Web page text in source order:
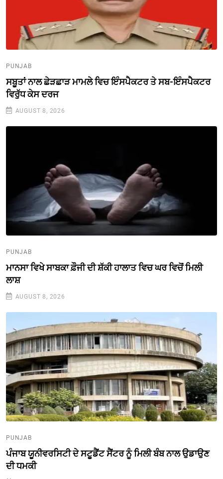
PUNJAB
ਸਬੂਤਾਂ ਨਾਲ ਛੇੜਛਾੜ ਮਾਮਲੇ ਵਿਚ ਇੰਸਪੈਕਟਰ ਤੇ ਸਬ-ਇੰਸਪੈਕਟਰ
ਵਿਰੁੱਧ ਕੇਸ ਦਰਜ
AUGUST 8, 2026
PUNJAB
ਮਾਨਸਾ ਵਿਖੇ ਸਾਬਕਾ ਫ਼ੌਜੀ ਦੀ ਸ਼ੱਕੀ ਹਾਲਾਤ ਵਿਚ ਘਰ ਵਿਚੋਂ ਮਿਲੀ
ਲਾਸ਼
AUGUST 8, 2026
PUNJAB
ਪੰਜਾਬ ਯੂਨੀਵਰਸਿਟੀ ਦੇ ਸਟੂਡੈਂਟ ਸੈਂਟਰ ਨੂੰ ਮਿਲੀ ਬੰਬ ਨਾਲ ਉਡਾਉਣ
ਦੀ ਧਮਕੀ